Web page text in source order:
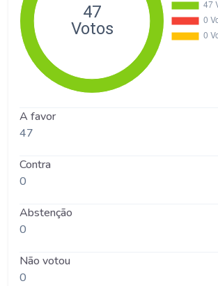
A favor
47
Contra
0
Abstenção
0
Não votou
0